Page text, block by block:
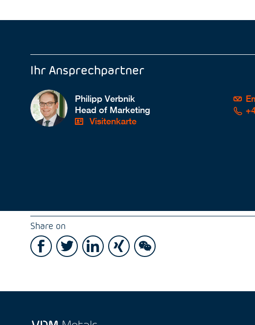
Ihr Ansprechpartner
Philipp Verbnik
Head of Marketing
Visitenkarte
Share on